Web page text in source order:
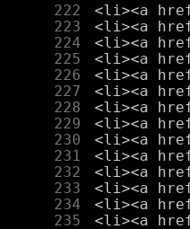
    222
    223
    224
    225
    226
    227
    228
    229
    230
    231
    232
    233
    234
    235